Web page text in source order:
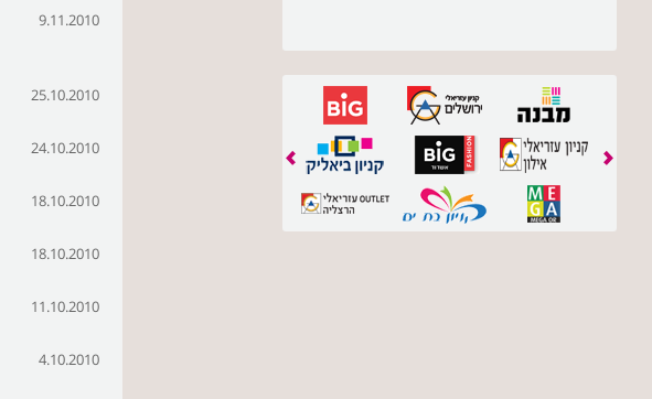
9.11.2010
25.10.2010
24.10.2010
18.10.2010
18.10.2010
11.10.2010
4.10.2010